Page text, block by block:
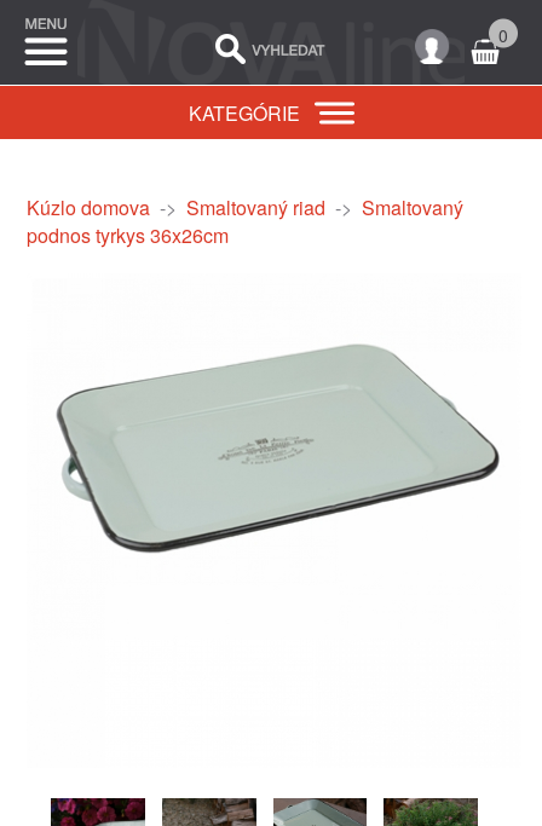
0
KATEGÓRIE
Kúzlo domova-> Smaltovaný riad -> Smaltovaný
podnos tyrkys 36x26cm